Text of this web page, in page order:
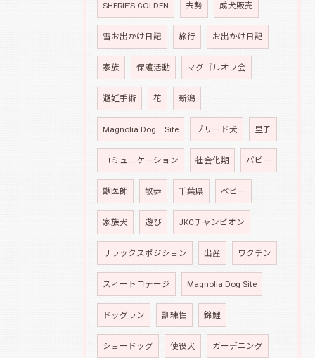
SHERIE’S GOLDEN 去勢 成犬販売
雪お出かけ日記 旅行 お出かけ日記
家族 保護活動 マグゴルオフ会
避妊手術 花 新潟
Magnolia Dog Site ブリード犬 里子
コミュニケーション 社会化期 パピー
獣医師 散歩 千葉県 ベビー
家族犬 遊び JKCチャンピオン
リラックスポジション 出産 ワクチン
スィートコテージ Magnolia Dog Site
ドッグラン 訓練性 錦鯉
ショードッグ 使役犬 ガーデニング